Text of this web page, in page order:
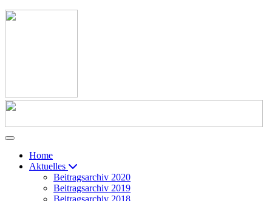
Home
Aktuelles
Beitragsarchiv 2020
Beitragsarchiv 2019
Beitragsarchiv 2018